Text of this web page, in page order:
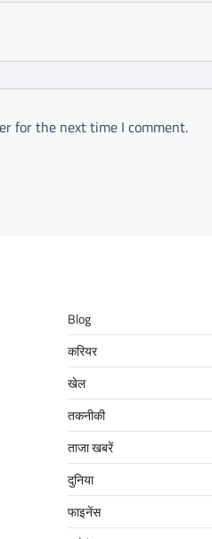
for the next time I comment.
Blog
करियर
खेल
तकनीकी
ताजा खबरें
दुनिया
फाइनेंस